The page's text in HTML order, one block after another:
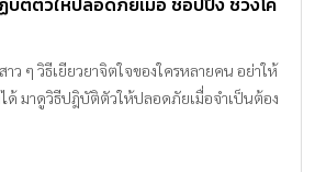
าว ๆ วิธีเยียวยาจิตใจของใครหลายคน อย่าให้
ได้ มาดูวิธีปฎิบัติตัวให้ปลอดภัยเมื่อจำเป็นต้อง